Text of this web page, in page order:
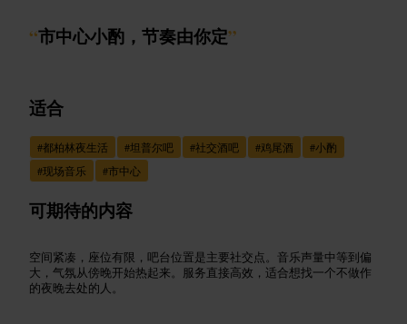
“市中心小酌，节奏由你定”
适合
#都柏林夜生活 #坦普尔吧 #社交酒吧 #鸡尾酒 #小酌
#现场音乐 #市中心
可期待的内容
空间紧凑，座位有限，吧台位置是主要社交点。音乐声量中等到偏
大，气氛从傍晚开始热起来。服务直接高效，适合想找一个不做作
的夜晚去处的人。